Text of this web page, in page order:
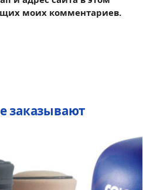
моих комментариев.
заказывают